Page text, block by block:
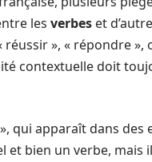
les verbes et
», « répondre
contextuelle doit
qui apparaît dans
bien un verbe, mais